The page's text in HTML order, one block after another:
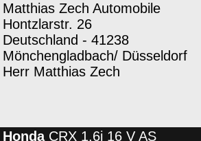
Matthias Zech Automobile
Hontzlarstr. 26
Deutschland - 41238
Mönchengladbach/ Düsseldorf
Herr Matthias Zech
HondaCRX 1,6i 16 V AS